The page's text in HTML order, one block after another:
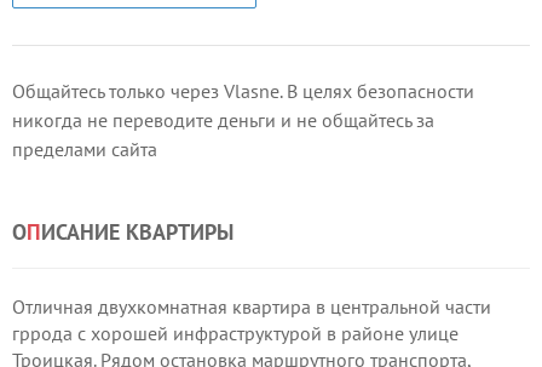
Общайтесь только через Vlasne. В целях безопасности
никогда не переводите деньги и не общайтесь за
пределами сайта
ОПИСАНИЕ КВАРТИРЫ
Отличная двухкомнатная квартира в центральной части
гррода с хорошей инфраструктурой в районе улице
Троицкая. Рядом остановка маршрутного транспорта,